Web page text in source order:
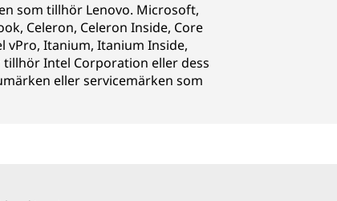
som tillhör Lenovo. Microsoft,
Celeron, Celeron Inside, Core
vPro, Itanium, Itanium Inside,
tillhör Intel Corporation eller dess
eller servicemärken som